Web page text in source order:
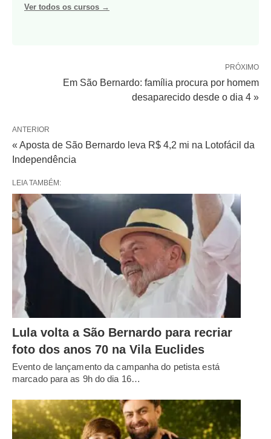
Ver todos os cursos →
PRÓXIMO
Em São Bernardo: família procura por homem
desaparecido desde o dia 4 »
ANTERIOR
« Aposta de São Bernardo leva R$ 4,2 mi na Lotofácil da
Independência
LEIA TAMBÉM:
Lula volta a São Bernardo para recriar
foto dos anos 70 na Vila Euclides
Evento de lançamento da campanha do petista está
marcado para as 9h do dia 16…